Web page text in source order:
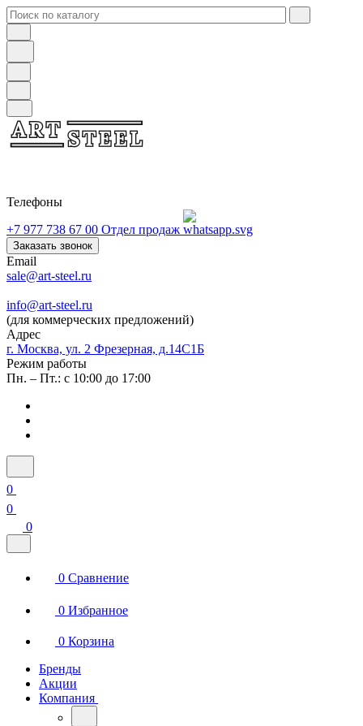
Телефоны
+7 977 738 67 00 Отдел продаж
Заказать звонок
Email
sale@art-steel.ru
info@art-steel.ru
(для коммерческих предложений)
Адрес
г. Москва, ул. 2 Фрезерная, д.14С1Б
Режим работы
Пн. – Пт.: с 10:00 до 17:00
0
0
0
0 Сравнение
0 Избранное
0 Корзина
Бренды
Акции
Компания